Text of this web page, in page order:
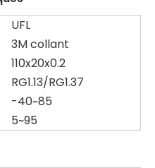
UFL
3M collant
110x20x0.2
RG1.13/RG1.37
-40~85
5~95